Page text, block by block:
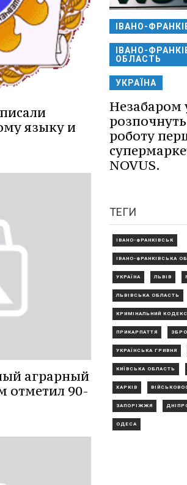
языку и
аграрный
отметил 90-
ІВАНО-
ІВАНО-
ОБЛАСТЬ
УКРАЇНА
Незабаром
роботу
NOVUS.
ТЕГИ
ІВАНО-ФРАНКІВСЬК
ІВАНО-ФРАНКІВСЬКА
УКРАЇНА ЛЬВІВ
ЛЬВІВСЬКА ОБЛАСТЬ
КРИМІНАЛЬНИЙ КОДЕКС
ПРИКАРПАТТЯ
УКРАЇНСЬКА ГРИВНЯ
КИЇВСЬКА ОБЛАСТЬ
ХАРКІВ
ЗАПОРІЖЖЯ
ОДЕСА